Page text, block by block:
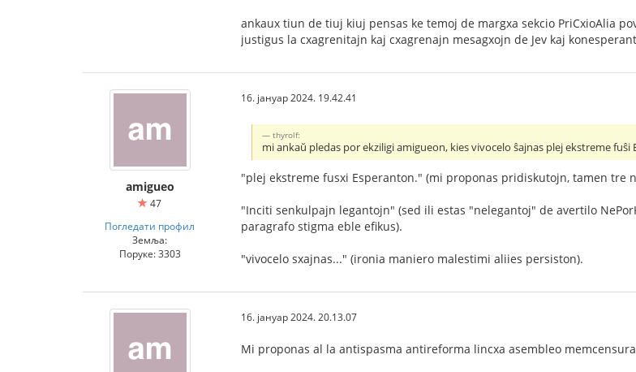
ankaux tiun de tiuj kiuj pensas ke temoj de margxa sekcio PriCxioAlia
justigus la cxagrenitajn kaj cxagrenajn mesagxojn de Jev kaj
amigueo
47
Погледати профил
Земља:
Поруке: 3303
16. јануар 2024. 19.42.41
thyrolf:
mi ankaŭ pledas por ekziligi amigueon, kies vivocelo ŝajnas plej ekstreme
"plej ekstreme fusxi Esperanton." (mi proponas pridiskutojn, tamen tre
"Inciti senkulpajn legantojn" (sed ili estas "nelegantoj" de avertilo
paragrafo stigma eble efikus).
"vivocelo sxajnas..." (ironia maniero malestimi aliies persiston).
16. јануар 2024. 20.13.07
Mi proponas al la antispasma antireforma lincxa asembleo